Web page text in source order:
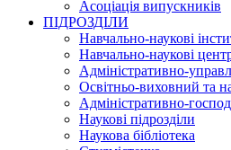
Асоціація випускників
ПІДРОЗДІЛИ
Навчально-наукові
Навчально-наукові
Адміністративно-
Освітньо-виховний та
Адміністративно-
Наукові підрозділи
Наукова бібліотека